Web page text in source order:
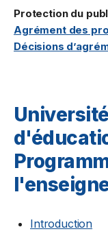
Protection du
Agrément des
Décisions
Introduction